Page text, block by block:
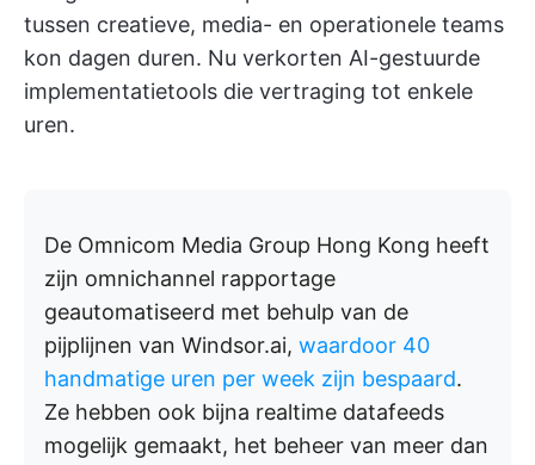
tussen creatieve, media- en operationele teams
kon dagen duren. Nu verkorten AI-gestuurde
implementatietools die vertraging tot enkele
uren.
De Omnicom Media Group Hong Kong heeft
zijn omnichannel rapportage
geautomatiseerd met behulp van de
pijplijnen van Windsor.ai, waardoor 40
handmatige uren per week zijn bespaard.
Ze hebben ook bijna realtime datafeeds
mogelijk gemaakt, het beheer van meer dan